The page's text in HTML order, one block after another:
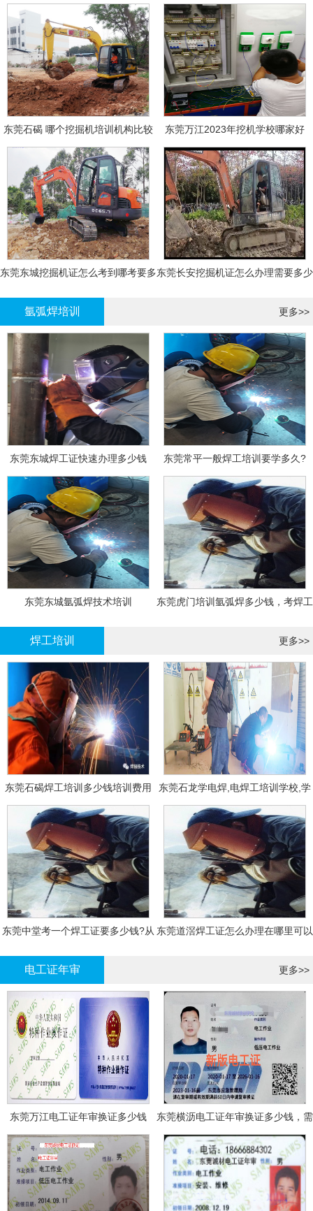
东莞石碣 哪个挖掘机培训机构比较
好?
东莞万江2023年挖机学校哪家好
东莞东城挖掘机证怎么考到哪考要多东莞长安挖掘机证怎么办理需要多少
氩弧焊培训 更多>>
东莞东城焊工证快速办理多少钱 东莞常平一般焊工培训要学多久?
东莞东城氩弧焊技术培训
东莞虎门培训氩弧焊多少钱，考焊工
焊工培训 更多>>
东莞石碣焊工培训多少钱培训费用
东莞石龙学电焊,电焊工培训学校,学
费多少钱?
东莞中堂考一个焊工证要多少钱?从 东莞道滘焊工证怎么办理在哪里可以
电工证年审 更多>>
东莞万江电工证年审换证多少钱
东莞横沥电工证年审换证多少钱，需
要什么资料